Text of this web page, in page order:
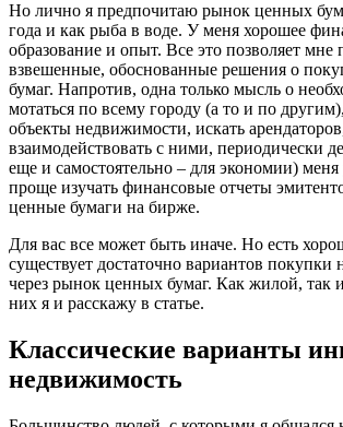
Но лично я предпочитаю рынок ценных
года и как рыба в воде. У меня хорошее
образование и опыт. Все это позволяет мне
взвешенные, обоснованные решения о
бумаг. Напротив, одна только мысль о
мотаться по всему городу (а то и по
объекты недвижимости, искать
взаимодействовать с ними, периодически
еще и самостоятельно – для экономии)
проще изучать финансовые отчеты
ценные бумаги на бирже.
Для вас все может быть иначе. Но есть
существует достаточно вариантов покупки
через рынок ценных бумаг. Как жилой, так
них я и расскажу в статье.
Классические варианты
недвижимость